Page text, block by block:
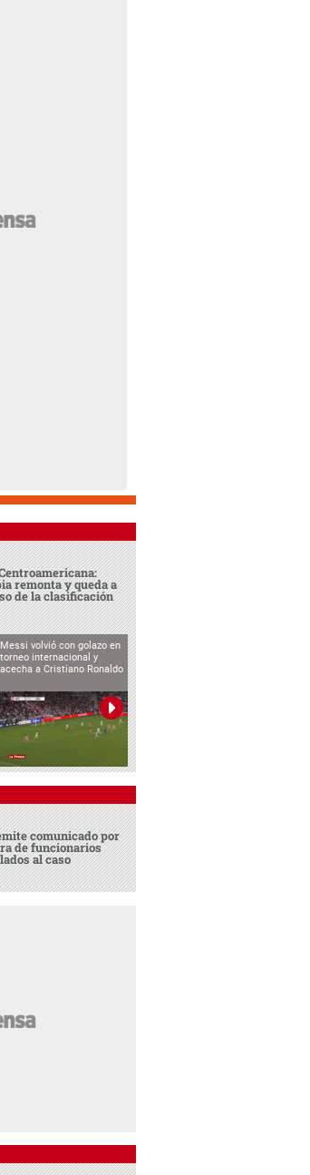
remonta y queda a
de la clasificación
Messi volvió con golazo en
torneo internacional y
acecha a Cristiano Ronaldo
comunicado por
de funcionarios
al caso